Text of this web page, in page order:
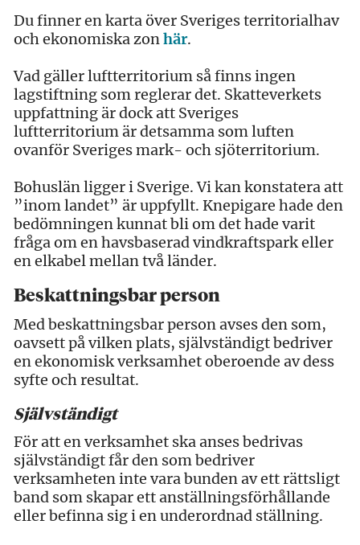
Du finner en karta över Sveriges territorialhav
och ekonomiska zonhär.
Vad gäller luftterritorium så finns ingen
lagstiftning som reglerar det. Skatteverkets
uppfattning är dock att Sveriges
luftterritorium är detsamma som luften
ovanför Sveriges mark- och sjöterritorium.
Bohuslän ligger i Sverige. Vi kan konstatera att
”inom landet” är uppfyllt. Knepigare hade den
bedömningen kunnat bli om det hade varit
fråga om en havsbaserad vindkraftspark eller
en elkabel mellan två länder.
Beskattningsbar person
Med beskattningsbar person avses den som,
oavsett på vilken plats, självständigt bedriver
en ekonomisk verksamhet oberoende av dess
syfte och resultat.
Självständigt
För att en verksamhet ska anses bedrivas
självständigt får den som bedriver
verksamheten inte vara bunden av ett rättsligt
band som skapar ett anställningsförhållande
eller befinna sig i en underordnad ställning.